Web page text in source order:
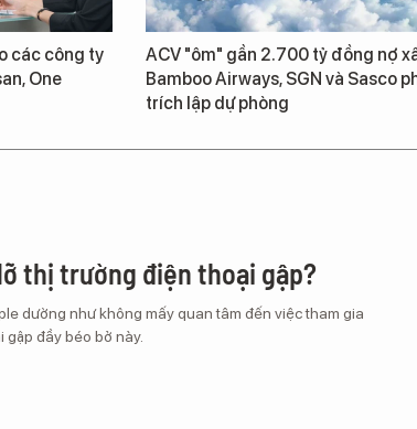
các công ty
One
ACV "ôm" gần 2.700 tỷ đồng nợ
Bamboo Airways, SGN và Sasco
trích lập dự phòng
thị trường điện thoại gập?
dường như không mấy quan tâm đến việc tham gia
đầy béo bở này.